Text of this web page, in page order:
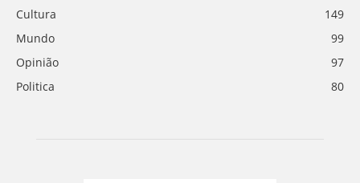
Cultura
149
Mundo
99
Opinião
97
Politica
80